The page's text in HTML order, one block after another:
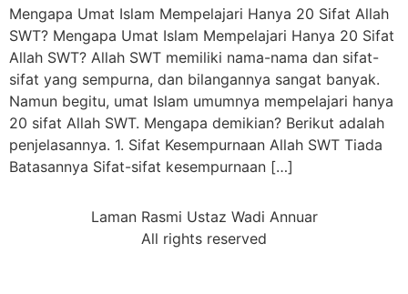
Mengapa Umat Islam Mempelajari Hanya 20 Sifat Allah
SWT? Mengapa Umat Islam Mempelajari Hanya 20 Sifat
Allah SWT? Allah SWT memiliki nama-nama dan sifat-
sifat yang sempurna, dan bilangannya sangat banyak.
Namun begitu, umat Islam umumnya mempelajari hanya
20 sifat Allah SWT. Mengapa demikian? Berikut adalah
penjelasannya. 1. Sifat Kesempurnaan Allah SWT Tiada
Batasannya ⁠Sifat-sifat kesempurnaan […]
Laman Rasmi Ustaz Wadi Annuar
All rights reserved